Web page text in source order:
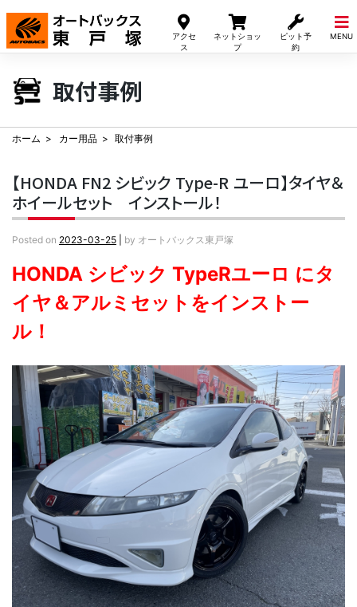
アクセ
ス
ネットショッ
プ
ピット予
約
MENU
Skip
content
取付事例
ホーム カー用品 取付事例
【HONDA FN2 シビック Type-R ユーロ】タイヤ＆
ホイールセット インストール！
Posted on 2023-03-25 by オートバックス東戸塚
HONDA シビック TypeRユーロ にタ
イヤ＆アルミセットをインストー
ル！